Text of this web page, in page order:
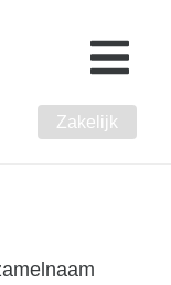
Zakelijk